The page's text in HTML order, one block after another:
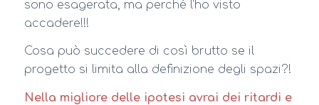
sono esagerata, ma perché l’ho visto
accadere!!!
Cosa può succedere di così brutto se il
progetto si limita alla definizione degli spazi?!
Nella migliore delle ipotesi avrai dei ritardi e